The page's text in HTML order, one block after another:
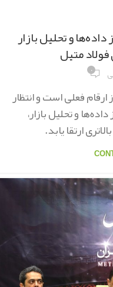
و تحلیل بازار
متیل
۰
فعلی است و انتظار
و تحلیل بازار،
ارتقا یابد.